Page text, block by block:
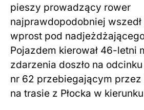
pieszy prowadzący rower
najprawdopodobniej
wprost pod
Pojazdem kierował 46-letni
zdarzenia doszło na
nr 62 przebiegającym przez
na trasie z Płocka w kierunku